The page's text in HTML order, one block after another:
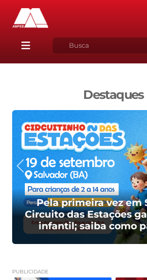
Destaques
Pela primeira vez em
Circuito das Estações
infantil; saiba como
PUBLICIDADE